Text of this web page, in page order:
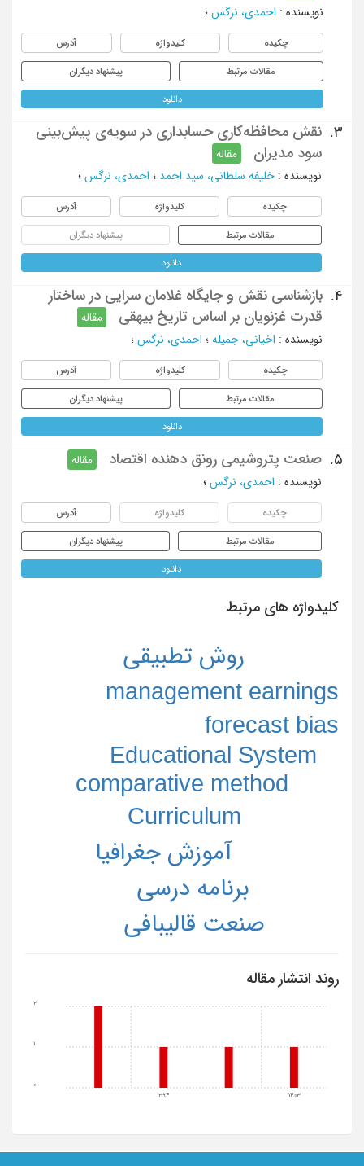
نویسنده : احمدی، نرگس ؛
چکیده کلیدواژه آدرس
مقالات مرتبط پیشنهاد دیگران
دانلود
3.
نقش محافظه‌کاری حسابداری در سویه‌ی پیش‌بینی
سود مدیران
مقاله
نویسنده : خلیفه سلطانی، سید احمد ؛ احمدی، نرگس ؛
چکیده کلیدواژه آدرس
مقالات مرتبط پیشنهاد دیگران
دانلود
4.
بازشناسی نقش و جایگاه غلامان سرایی در ساختار
قدرت غزنویان بر اساس تاریخ بیهقی
مقاله
نویسنده : اخیانی، جمیله ؛ احمدی، نرگس ؛
چکیده کلیدواژه آدرس
مقالات مرتبط پیشنهاد دیگران
دانلود
5. صنعت پتروشیمی رونق دهنده اقتصاد
مقاله
نویسنده : احمدی، نرگس ؛
چکیده کلیدواژه آدرس
مقالات مرتبط پیشنهاد دیگران
دانلود
کلیدواژه های مرتبط
comparative method
Curriculum
Educational System
management earnings
forecast bias
آموزش جغرافیا
برنامه درسی
روش تطبیقی
صنعت قالی­بافی
روند انتشار مقاله
1394 1403
0
1
2